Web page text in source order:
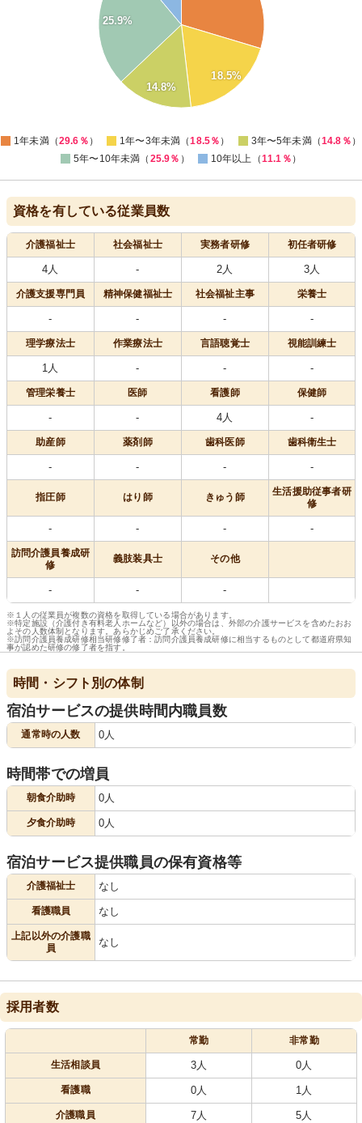
18.5%
14.8%
25.9%
1年未満（29.6％ ） 1年〜3年未満（18.5％ ） 3年〜5年未満（14.8％ ）
5年〜10年未満（ 25.9％ ） 10年以上（11.1％ ）
資格を有している従業員数
介護福祉士 社会福祉士 実務者研修 初任者研修
4人 - 2人 3人
介護支援専門員 精神保健福祉士 社会福祉主事 栄養士
- - - -
理学療法士 作業療法士 言語聴覚士 視能訓練士
1人 - - -
管理栄養士 医師 看護師 保健師
- - 4人 -
助産師 薬剤師 歯科医師 歯科衛生士
- - - -
指圧師 はり師 きゅう師
生活援助従事者研
修
- - - -
訪問介護員養成研
修
義肢装具士 その他
- - -
※１人の従業員が複数の資格を取得している場合があります。
※特定施設（介護付き有料老人ホームなど）以外の場合は、外部の介護サービスを含めたおお
よその人数体制となります。あらかじめご了承ください。
※訪問介護員養成研修相当研修修了者：訪問介護員養成研修に相当するものとして都道府県知
事が認めた研修の修了者を指す。
時間・シフト別の体制
宿泊サービスの提供時間内職員数
通常時の人数 0人
時間帯での増員
朝食介助時 0人
夕食介助時 0人
宿泊サービス提供職員の保有資格等
介護福祉士 なし
看護職員 なし
上記以外の介護職
員
なし
採用者数
常勤 非常勤
生活相談員 3人 0人
看護職 0人 1人
介護職員 7人 5人